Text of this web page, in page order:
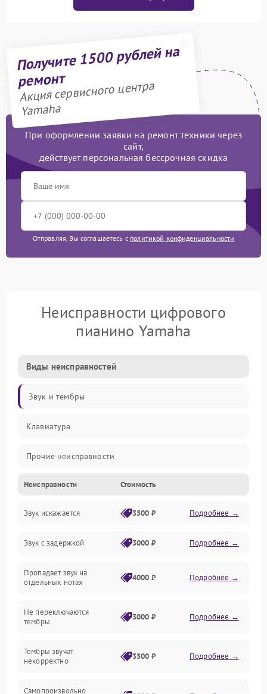
Получите 1500 рублей на
ремонт
Акция сервисного центра
Yamaha
При оформлении заявки на ремонт техники через
сайт,
действует персональная бессрочная скидка
Отправляя, Вы соглашаетесь с политикой конфиденциальности
Неисправности цифрового
пианино Yamaha
Виды неисправностей
Звук и тембры
Клавиатура
Прочие неисправности
Включение и работа
Управление и электроника
Подключения и интерфейсы
Педали и стойка
Аудио
Неисправности Стоимость
Звук искажается 3500 ₽ Подробнее →
Звук с задержкой 3000 ₽ Подробнее →
Пропадает звук на
отдельных нотах
4000 ₽ Подробнее →
Не переключаются
тембры
3000 ₽ Подробнее →
Тембры звучат
некорректно
3500 ₽ Подробнее →
Самопроизвольно